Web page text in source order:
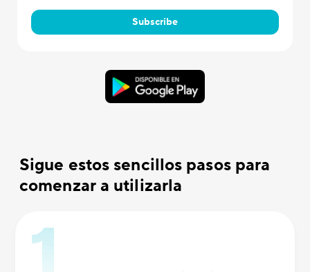
Subscribe
Sigue estos sencillos pasos para
comenzar a utilizarla